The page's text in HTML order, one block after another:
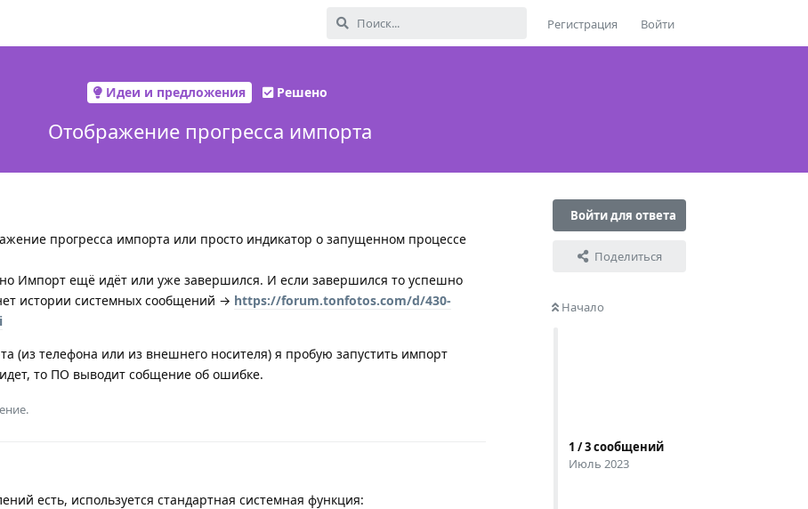
Регистрация Войти
Идеи и предложения Решено
Отображение прогресса импорта
Войти для ответа
Поделиться
Начало
1 /3сообщений
Июль 2023
прогресса импорта или просто индикатор о запущенном процессе
Импорт ещё идёт или уже завершился. И если завершился то успешно
истории системных сообщений → https://forum.tonfotos.com/d/430-
(из телефона или из внешнего носителя) я пробую запустить импорт
то ПО выводит собщение об ошибке.
есть, используется стандартная системная функция: